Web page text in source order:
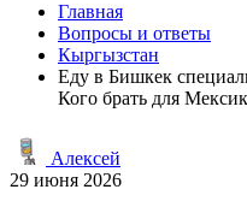
Главная
Вопросы и ответы
Кыргызстан
Еду в Бишкек
Кого брать для
Алексей
29 июня 2026